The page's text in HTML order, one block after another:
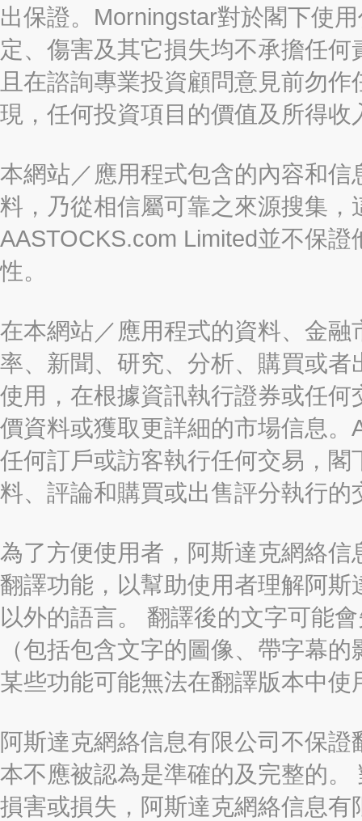
出保證。Morningstar對於閣下使
定、傷害及其它損失均不承擔任
且在諮詢專業投資顧問意見前勿
現，任何投資項目的價值及所得收
本網站／應用程式包含的內容和
料，乃從相信屬可靠之來源搜集
AASTOCKS.com Limited並不保
性。
在本網站／應用程式的資料、金
率、新聞、研究、分析、購買或
使用，在根據資訊執行證券或任
價資料或獲取更詳細的市場信息
任何訂戶或訪客執行任何交易，
料、評論和購買或出售評分執行的
為了方便使用者，阿斯達克網絡
翻譯功能，以幫助使用者理解阿
以外的語言。 翻譯後的文字可能
（包括包含文字的圖像、帶字幕
某些功能可能無法在翻譯版本中使
阿斯達克網絡信息有限公司不保
本不應被認為是準確的及完整的
損害或損失，阿斯達克網絡信息